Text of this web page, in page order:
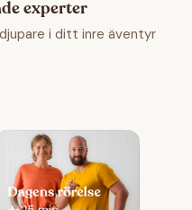
experter
i ditt inre äventyr